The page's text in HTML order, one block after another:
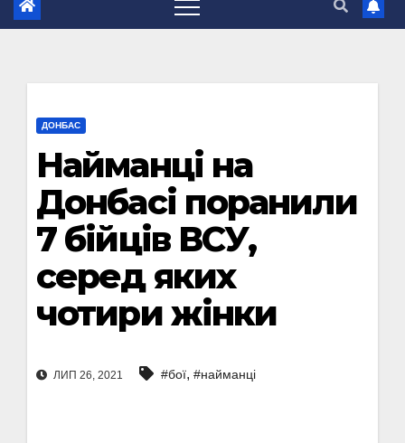
ДОНБАС
Найманці на
Донбасі поранили
7 бійців ВСУ,
серед яких
чотири жінки
ЛИП 26, 2021 #бої, #найманці